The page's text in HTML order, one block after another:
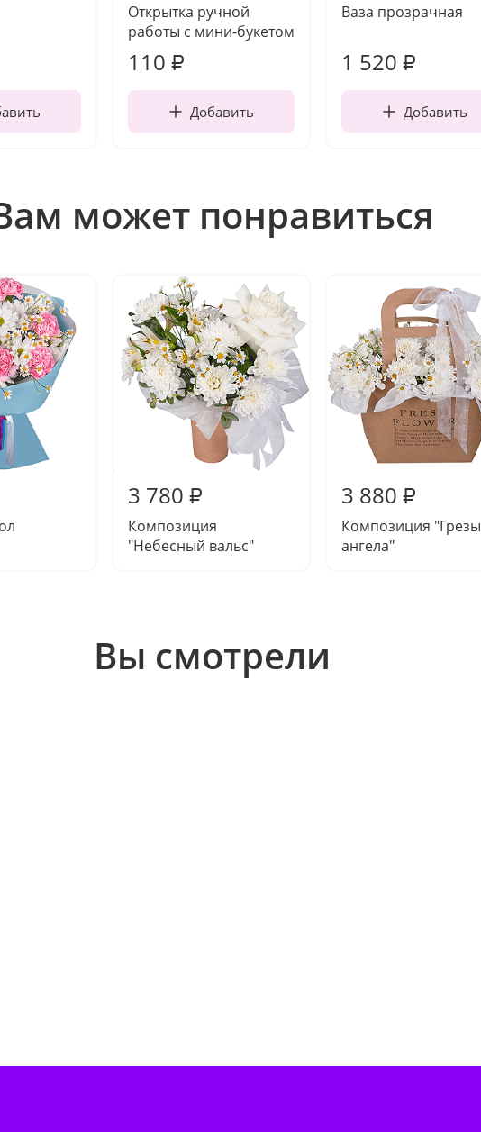
Открытка ручной
работы с мини-букетом
110 ₽
Добавить
Ваза прозрачная
1 520 ₽
Добавить
может понравиться
3 780 ₽
Композиция
"Небесный вальс"
3 880 ₽
Композиция "Грезы
ангела"
Вы смотрели